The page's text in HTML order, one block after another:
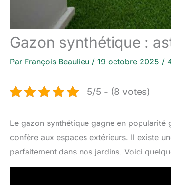
Gazon synthétique :
Par François Beaulieu / 19 octobre 2025 /
5/5 - (8 votes)
Le gazon synthétique gagne en popularité
confère aux espaces extérieurs. Il existe
parfaitement dans nos jardins. Voici